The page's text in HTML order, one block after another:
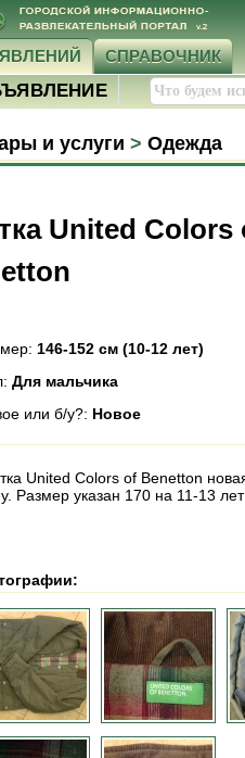
СПРАВОЧНИК
и услуги > Одежда
United Colors
146-152 см (10-12 лет)
Для мальчика
или б/у?: Новое
United Colors of Benetton
Размер указан 170 на 11-13